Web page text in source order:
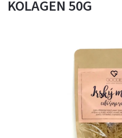
KOLAGEN 50G